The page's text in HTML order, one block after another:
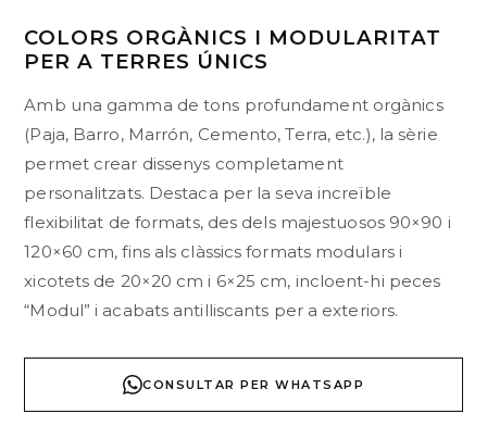
COLORS ORGÀNICS I MODULARITAT
PER A TERRES ÚNICS
Amb una gamma de tons profundament orgànics
(Paja, Barro, Marrón, Cemento, Terra, etc.), la sèrie
permet crear dissenys completament
personalitzats. Destaca per la seva increïble
flexibilitat de formats, des dels majestuosos 90×90 i
120×60 cm, fins als clàssics formats modulars i
xicotets de 20×20 cm i 6×25 cm, incloent-hi peces
“Modul” i acabats antilliscants per a exteriors.
CONSULTAR PER WHATSAPP